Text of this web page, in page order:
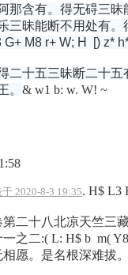
那含有。得无碍三昧
三昧能断不用处有
G+ M8 r+ W; H [) z*
二十五三昧断二十五
。 & w1 b: w. W! ~
2020-8-3 19:35. H$ L3
二十八北凉天竺三
一之二:( L: H$ b m(
愿。是名根深难拔